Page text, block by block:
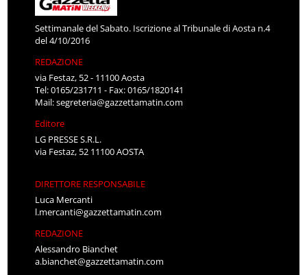
Settimanale del Sabato. Iscrizione al Tribunale di Aosta n.4
del 4/10/2016
REDAZIONE
via Festaz, 52 - 11100 Aosta
Tel: 0165/231711 - Fax: 0165/1820141
Mail:segreteria@gazzettamatin.com
Editore
LG PRESSE S.R.L.
via Festaz, 52 11100 AOSTA
DIRETTORE RESPONSABILE
Luca Mercanti
l.mercanti@gazzettamatin.com
REDAZIONE
Alessandro Bianchet
a.bianchet@gazzettamatin.com